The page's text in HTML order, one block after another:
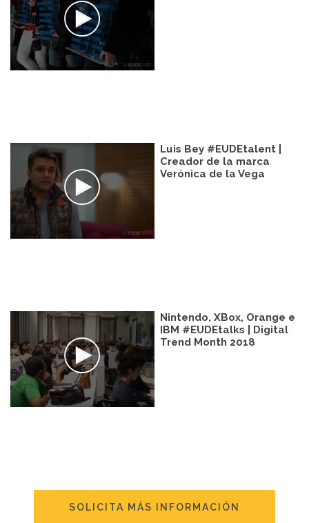
Luis Bey #EUDEtalent |
Creador de la marca
Verónica de la Vega
Nintendo, XBox, Orange e
IBM #EUDEtalks | Digital
Trend Month 2018
SOLICITA MÁS INFORMACIÓN